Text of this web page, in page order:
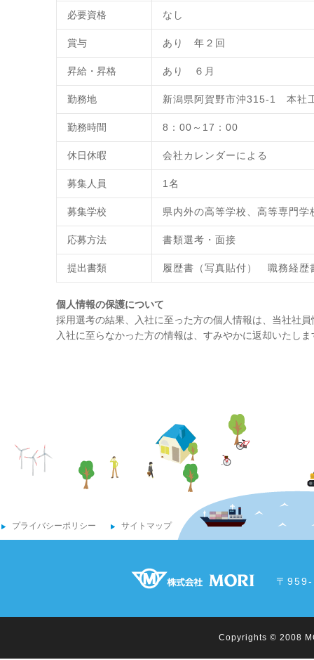
必要資格 なし
賞与 あり 年２回
昇給・昇格 あり ６月
勤務地 新潟県阿賀野市沖315-1 本社
勤務時間 8：00～17：00
休日休暇 会社カレンダーによる
募集人員 1名
募集学校 県内外の高等学校、高等専門学
応募方法 書類選考・面接
提出書類 履歴書（写真貼付） 職務経歴
個人情報の保護について
採用選考の結果、入社に至った方の個人情報は、当社社
入社に至らなかった方の情報は、すみやかに返却いたしま
プライバシーポリシー サイトマップ
〒
Copyrights © 2008